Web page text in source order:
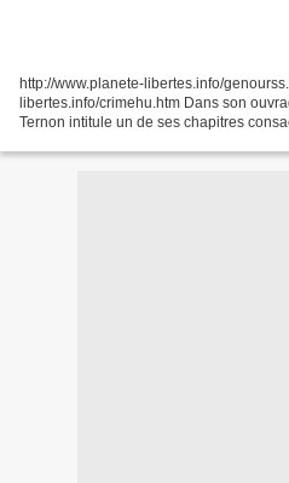
http://www.planete-libertes.info/
libertes.info/crimehu.htm Dans son
Ternon intitule un de ses chapitres